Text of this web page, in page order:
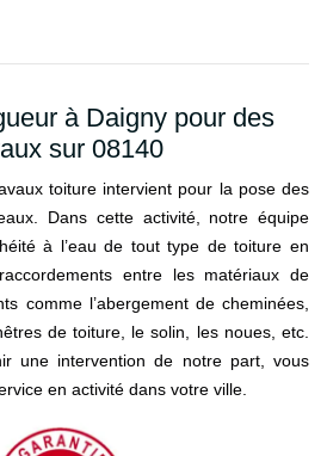
à Daigny pour des
sur 08140
toiture intervient pour la pose des
Dans cette activité, notre équipe
à l’eau de tout type de toiture en
entre les matériaux de
comme l’abergement de cheminées,
de toiture, le solin, les noues, etc.
une intervention de notre part, vous
en activité dans votre ville.